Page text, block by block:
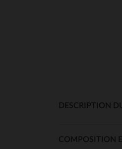
DESCRIPTION
COMPOSITION